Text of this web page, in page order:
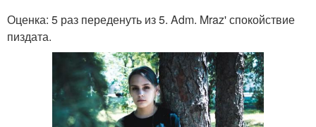
Оценка: 5 раз переденуть из 5. Adm. Mraz' спокойствие
пиздата.